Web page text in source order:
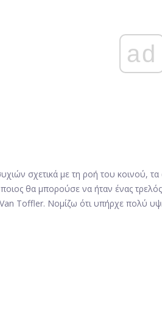
ad
σχετικά με τη ροή του κοινού,
ποιος θα μπορούσε να ήταν ένας
Toffler. Νομίζω ότι υπήρχε πολύ